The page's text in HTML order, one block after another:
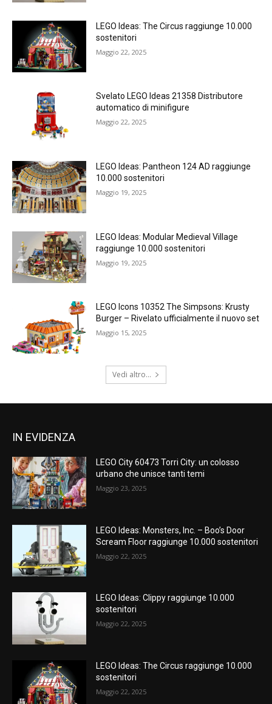
LEGO Ideas: The Circus raggiunge 10.000
sostenitori
Maggio 22, 2025
Svelato LEGO Ideas 21358 Distributore
automatico di minifigure
Maggio 22, 2025
LEGO Ideas: Pantheon 124 AD raggiunge
10.000 sostenitori
Maggio 19, 2025
LEGO Ideas: Modular Medieval Village
raggiunge 10.000 sostenitori
Maggio 19, 2025
LEGO Icons 10352 The Simpsons: Krusty
Burger – Rivelato ufficialmente il nuovo set
Maggio 15, 2025
Vedi altro...
IN EVIDENZA
LEGO City 60473 Torri City: un colosso
urbano che unisce tanti temi
Maggio 23, 2025
LEGO Ideas: Monsters, Inc. – Boo’s Door
Scream Floor raggiunge 10.000 sostenitori
Maggio 22, 2025
LEGO Ideas: Clippy raggiunge 10.000
sostenitori
Maggio 22, 2025
LEGO Ideas: The Circus raggiunge 10.000
sostenitori
Maggio 22, 2025